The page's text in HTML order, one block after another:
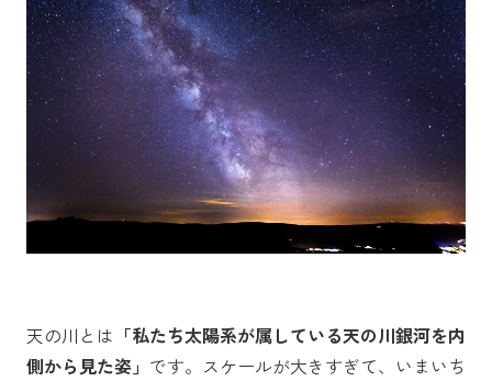
天の川とは 「私たち太陽系が属している天の川銀河を内
側から見た姿」 です。スケールが大きすぎて、いまいち